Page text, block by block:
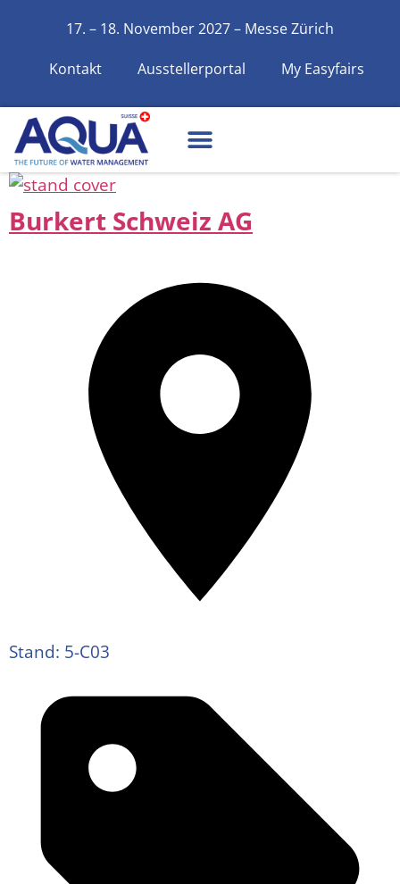
17. – 18. November 2027 – Messe Zürich
Kontakt Ausstellerportal My Easyfairs
Burkert Schweiz AG
Stand: 5-C03